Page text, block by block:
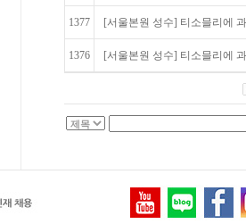
1377 [서울본원 성수] 티소믈리에
1376 [서울본원 성수] 티소믈리에